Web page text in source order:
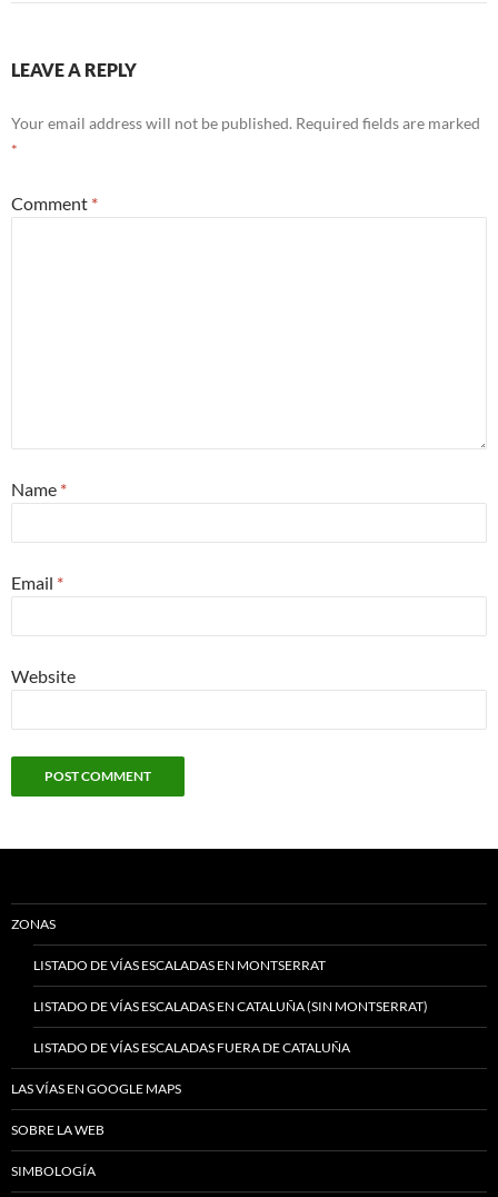
LEAVE A REPLY
Your email address will not be published. Required fields are marked
*
Comment *
Name *
Email *
Website
ZONAS
LISTADO DE VÍAS ESCALADAS EN MONTSERRAT
LISTADO DE VÍAS ESCALADAS EN CATALUÑA (SIN MONTSERRAT)
LISTADO DE VÍAS ESCALADAS FUERA DE CATALUÑA
LAS VÍAS EN GOOGLE MAPS
SOBRE LA WEB
SIMBOLOGÍA